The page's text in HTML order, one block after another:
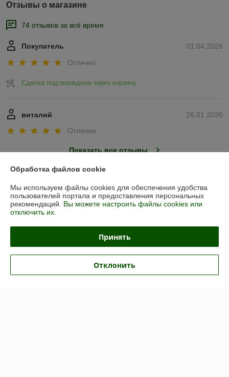
Отзывы о магазине
74 отзывов за всё время
01.04.2026
Покупатель
Отлично
Сделка подтверждена через корзину
26.01.2026
виталий
Отлично
Показать все отзывы
О нас
Контакты
График работы
Обработка файлов cookie
Мы используем файлы cookies для обеспечения удобства
пользователей портала и предоставления персональных
рекомендаций. Вы можете настроить файлы cookies или
отключить их.
Принять
Отклонить